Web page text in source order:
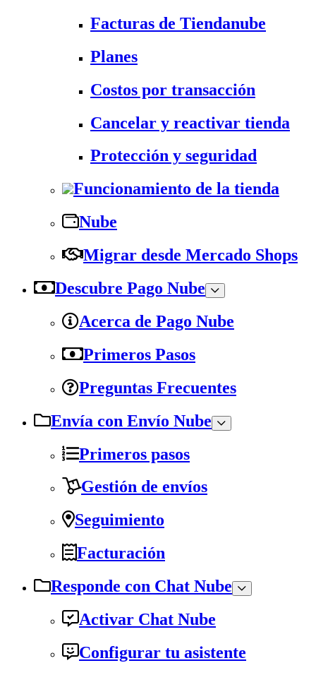
Facturas de Tiendanube
Planes
Costos por transacción
Cancelar y reactivar tienda
Protección y seguridad
Funcionamiento de la tienda
Nube
Migrar desde Mercado Shops
Descubre Pago Nube
Acerca de Pago Nube
Primeros Pasos
Preguntas Frecuentes
Envía con Envío Nube
Primeros pasos
Gestión de envíos
Seguimiento
Facturación
Responde con Chat Nube
Activar Chat Nube
Configurar tu asistente